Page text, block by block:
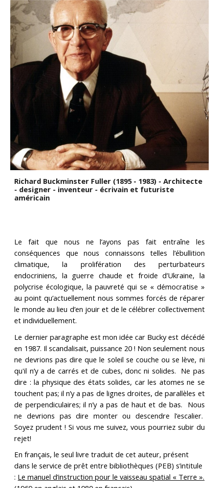
Richard Buckminster Fuller (1895 - 1983) - Architecte
- designer - inventeur - écrivain et futuriste
américain
Le fait que nous ne l’ayons pas fait entraîne les
conséquences que nous connaissons telles l’ébullition
climatique, la prolifération des perturbateurs
endocriniens, la guerre chaude et froide d’Ukraine, la
polycrise écologique, la pauvreté qui se « démocratise »
au point qu’actuellement nous sommes forcés de réparer
le monde au lieu d’en jouir et de le célébrer collectivement
et individuellement.
Le dernier paragraphe est mon idée car Bucky est décédé
en 1987. Il scandalisait, puissance 20 ! Non seulement nous
ne devrions pas dire que le soleil se couche ou se lève, ni
qu'il n’y a de carrés et de cubes, donc ni solides. Ne pas
dire : la physique des états solides, car les atomes ne se
touchent pas; il n’y a pas de lignes droites, de parallèles et
de perpendiculaires; il n’y a pas de haut et de bas. Nous
ne devrions pas dire monter ou descendre l’escalier.
Soyez prudent ! Si vous me suivez, vous pourriez subir du
rejet!
En français, le seul livre traduit de cet auteur, présent
dans le service de prêt entre bibliothèques (PEB) s’intitule
: Le manuel d’instruction pour le vaisseau spatial « Terre ».